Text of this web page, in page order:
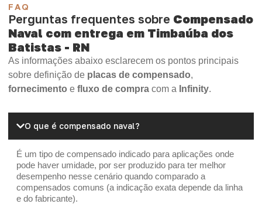
FAQ
Perguntas frequentes sobre Compensado
Naval com entrega em Timbaúba dos
Batistas - RN
As informações abaixo esclarecem os pontos principais
sobre definição de placas de compensado,
fornecimento e fluxo de compra com a Infinity.
O que é compensado naval?
É um tipo de compensado indicado para aplicações onde
pode haver umidade, por ser produzido para ter melhor
desempenho nesse cenário quando comparado a
compensados comuns (a indicação exata depende da linha
e do fabricante).